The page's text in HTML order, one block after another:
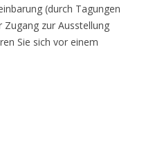
(durch Tagungen
zur Ausstellung
Sie sich vor einem